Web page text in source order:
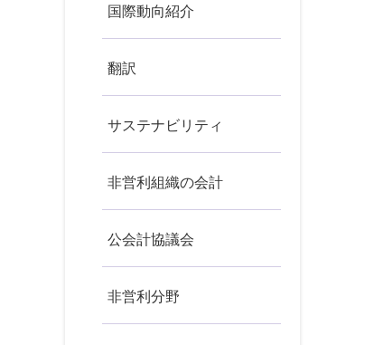
国際動向紹介
翻訳
サステナビリティ
非営利組織の会計
公会計協議会
非営利分野